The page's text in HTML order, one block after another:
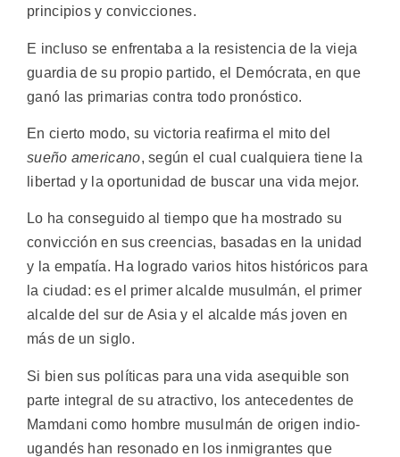
principios y convicciones.
E incluso se enfrentaba a la resistencia de la vieja
guardia de su propio partido, el Demócrata, en que
ganó las primarias contra todo pronóstico.
En cierto modo, su victoria reafirma el mito del
sueño americano, según el cual cualquiera tiene la
libertad y la oportunidad de buscar una vida mejor.
Lo ha conseguido al tiempo que ha mostrado su
convicción en sus creencias, basadas en la unidad
y la empatía. Ha logrado varios hitos históricos para
la ciudad: es el primer alcalde musulmán, el primer
alcalde del sur de Asia y el alcalde más joven en
más de un siglo.
Si bien sus políticas para una vida asequible son
parte integral de su atractivo, los antecedentes de
Mamdani como hombre musulmán de origen indio-
ugandés han resonado en los inmigrantes que